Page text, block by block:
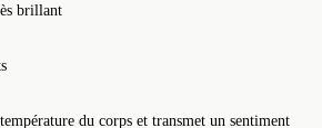
brillant
du corps et transmet un sentiment